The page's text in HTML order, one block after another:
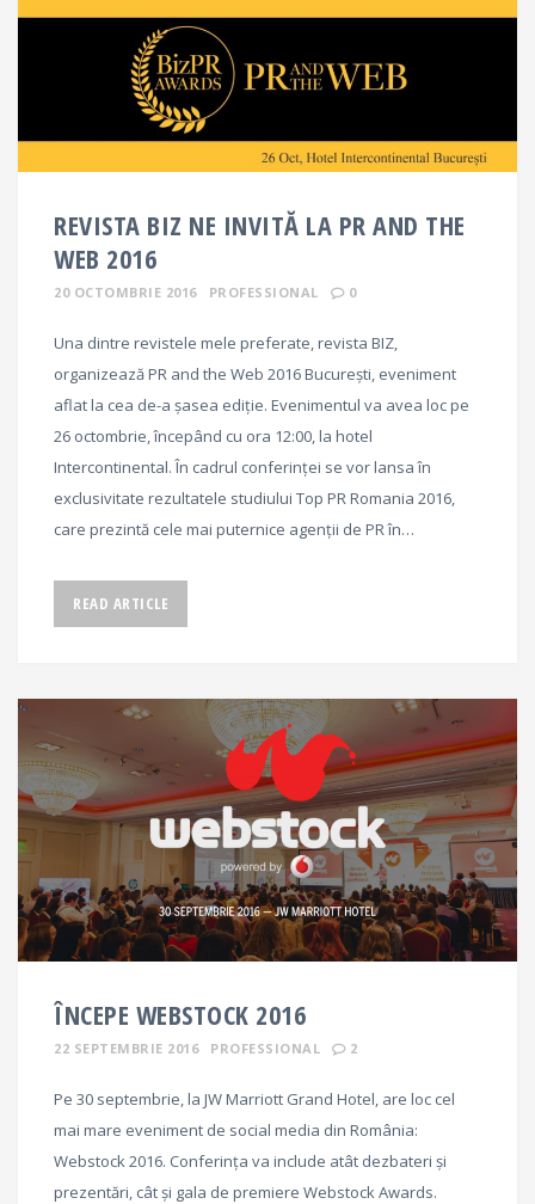
REVISTA BIZ NE INVITĂ LA PR AND THE
WEB 2016
20 OCTOMBRIE 2016 PROFESSIONAL 0
Una dintre revistele mele preferate, revista BIZ,
organizează PR and the Web 2016 București, eveniment
aflat la cea de-a șasea ediție. Evenimentul va avea loc pe
26 octombrie, începând cu ora 12:00, la hotel
Intercontinental. În cadrul conferinței se vor lansa în
exclusivitate rezultatele studiului Top PR Romania 2016,
care prezintă cele mai puternice agenții de PR în…
READ ARTICLE
ÎNCEPE WEBSTOCK 2016
22 SEPTEMBRIE 2016 PROFESSIONAL 2
Pe 30 septembrie, la JW Marriott Grand Hotel, are loc cel
mai mare eveniment de social media din România:
Webstock 2016. Conferința va include atât dezbateri și
prezentări, cât și gala de premiere Webstock Awards.